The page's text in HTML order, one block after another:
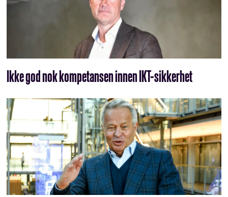
Ikke god nok kompetansen innen IKT-sikkerhet